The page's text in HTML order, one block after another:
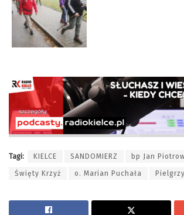
Tagi: KIELCE SANDOMIERZ bp Jan
Święty Krzyż o. Marian Puchała